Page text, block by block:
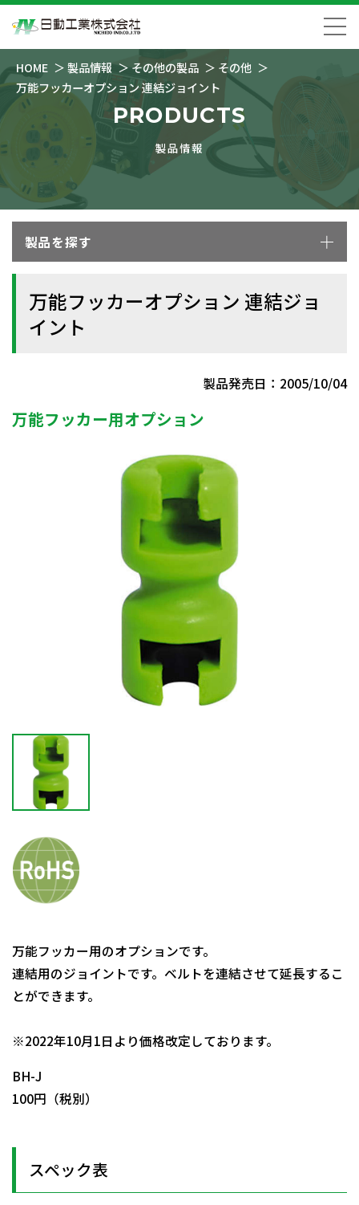
HOME 製品情報 その他の製品
その他
万能フッカーオプション 連結ジョイント
PRODUCTS
製品情報
製品を探す
万能フッカーオプション 連結ジョ
イント
製品発売日：2005/10/04
万能フッカー用オプション
万能フッカー用のオプションです。
連結用のジョイントです。ベルトを連結させて延長するこ
とができます。
※2022年10月1日より価格改定しております。
BH-J
100円（税別）
スペック表